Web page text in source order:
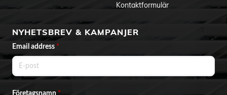
Kontaktformulär
NYHETSBREV & KAMPANJER
Email address *
Företagsnamn *